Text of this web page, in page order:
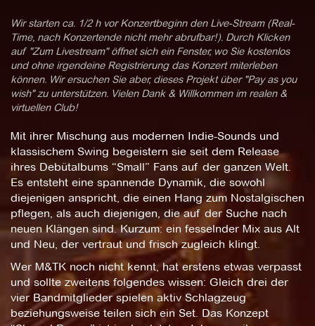
Wir starten ca. 1/2 h vor Konzertbeginn den Live-Stream (Real-
Time, nach Konzertende nicht mehr abrufbar!). Durch Klicken
auf "Zum Livestream" öffnet sich ein Fenster, wo Sie kostenlos
und ohne irgendeine Registrierung das Konzert miterleben
können. Wir ersuchen Sie aber, dieses Projekt über "Pay as you
wish" zu unterstützen. Vielen Dank & Willkommen im realen &
virtuellen Club!
Mit ihrer Mischung aus modernen Indie-Sounds und
klassischem Swing begeistern sie seit dem Release
ihres Debütalbums “Small” Fans auf der ganzen Welt.
Es entsteht eine spannende Dynamik, die sowohl
diejenigen anspricht, die einen Hang zum Nostalgischen
pflegen, als auch diejenigen, die auf der Suche nach
neuen Klängen sind. Kurzum: ein fesselnder Mix aus Alt
und Neu, der vertraut und frisch zugleich klingt.
Wer M&TK noch nicht kennt, hat erstens etwas verpasst
und sollte zweitens folgendes wissen: Gleich drei der
vier Bandmitglieder spielen aktiv Schlagzeug
beziehungsweise teilen sich ein Set. Das Konzept